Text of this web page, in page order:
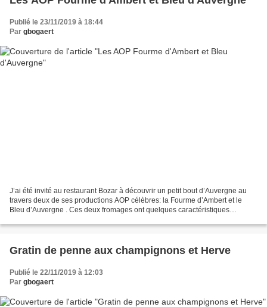
Publié le 23/11/2019 à 18:44
Par gbogaert
J’ai été invité au restaurant Bozar à découvrir un petit bout d’Auvergne au
travers deux de ses productions AOP célèbres: la Fourme d’Ambert et le
Bleu d’Auvergne . Ces deux fromages ont quelques caractéristiques
Gratin de penne aux champignons et Herve
Publié le 22/11/2019 à 12:03
Par gbogaert